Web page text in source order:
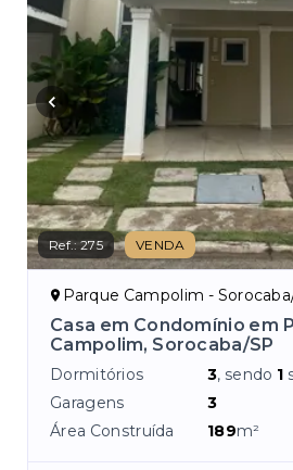
Ref.:275 VENDA
Parque Campolim -
Casa em Condomínio em
Campolim, Sorocaba/SP
Dormitórios 3, sendo 1
Garagens
3
Área Construída
189m²